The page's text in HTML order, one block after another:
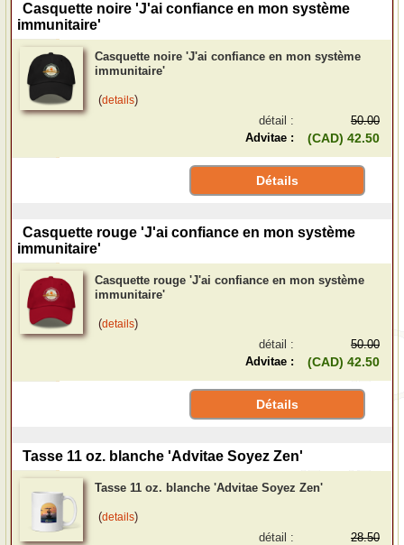
Casquette noire 'J'ai confiance en mon système
immunitaire'
Casquette noire 'J'ai confiance en mon système
immunitaire'
(details)
détail :
50.00
Advitae :
(CAD) 42.50
Détails
Casquette rouge 'J'ai confiance en mon système
immunitaire'
Casquette rouge 'J'ai confiance en mon système
immunitaire'
(details)
détail :
50.00
Advitae :
(CAD) 42.50
Détails
Tasse 11 oz. blanche 'Advitae Soyez Zen'
Tasse 11 oz. blanche 'Advitae Soyez Zen'
(details)
détail :
28.50